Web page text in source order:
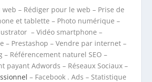
– Rédiger pour le web – Prise de
et tablette – Photo numérique –
– Vidéo smartphone –
– Prestashop – Vendre par internet –
– Référencement naturel SEO –
payant Adwords – Réseaux Sociaux –
– Facebook . Ads – Statistique